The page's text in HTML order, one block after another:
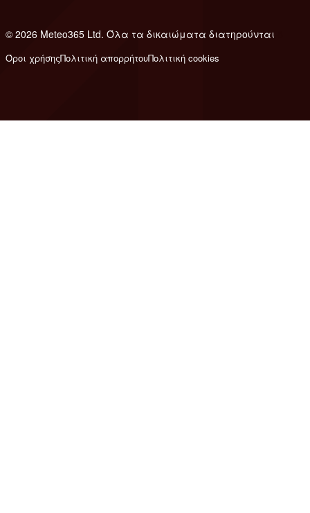
© 2026 Meteo365 Ltd. Όλα τα δικαιώματα διατηρούνται
Όροι χρήσηςΠολιτική απορρήτουΠολιτική cookies